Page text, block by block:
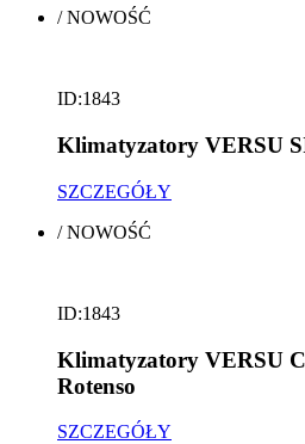
/NOWOŚĆ
ID:1843
Klimatyzatory VERSU
SZCZEGÓŁY
/NOWOŚĆ
ID:1843
Klimatyzatory VERSU
Rotenso
SZCZEGÓŁY